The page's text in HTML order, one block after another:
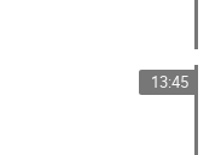
13:45